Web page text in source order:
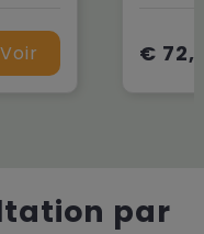
Voir €
par